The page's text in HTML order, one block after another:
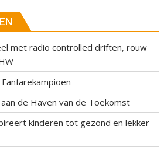
met radio controlled driften, rouw
de Haven van de Toekomst
kinderen tot gezond en lekker